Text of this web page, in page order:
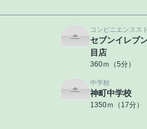
コンビニエンスス
セブンイレブ
目店
360ｍ（5分）
中学校
神町中学校
1350ｍ（17分）